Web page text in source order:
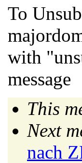
To
with
message
This
Next
nach